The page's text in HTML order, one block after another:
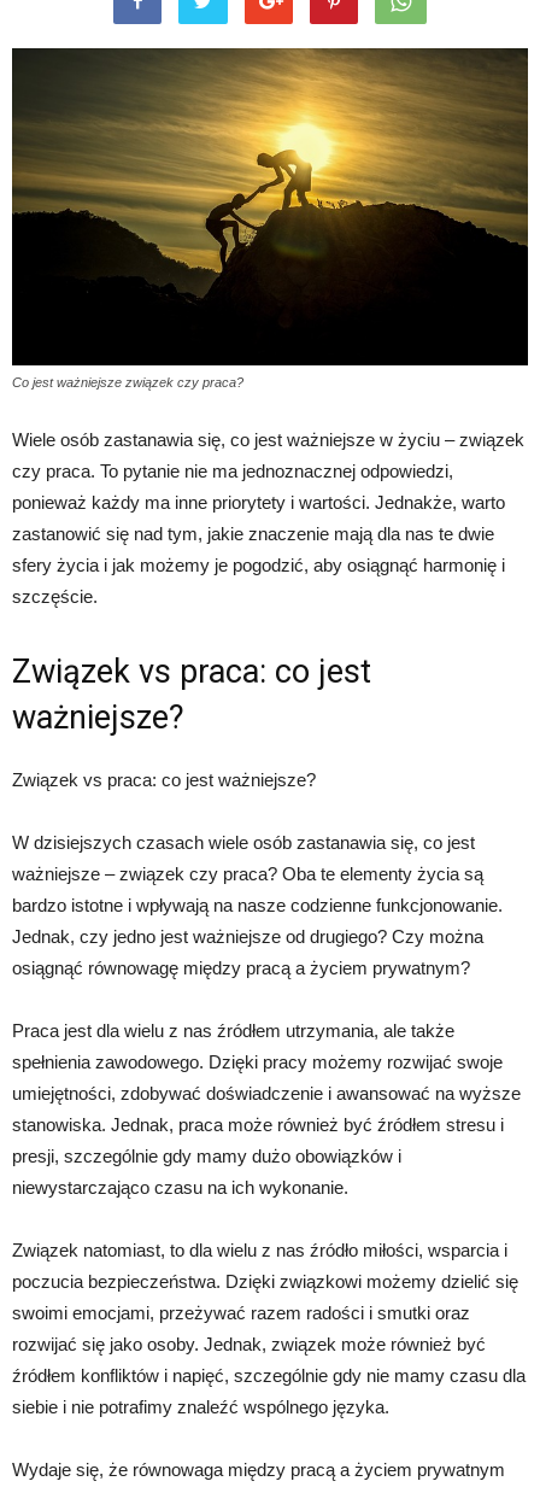
Co jest ważniejsze związek czy praca?
Wiele osób zastanawia się, co jest ważniejsze w życiu – związek
czy praca. To pytanie nie ma jednoznacznej odpowiedzi,
ponieważ każdy ma inne priorytety i wartości. Jednakże, warto
zastanowić się nad tym, jakie znaczenie mają dla nas te dwie
sfery życia i jak możemy je pogodzić, aby osiągnąć harmonię i
szczęście.
Związek vs praca: co jest
ważniejsze?
Związek vs praca: co jest ważniejsze?
W dzisiejszych czasach wiele osób zastanawia się, co jest
ważniejsze – związek czy praca? Oba te elementy życia są
bardzo istotne i wpływają na nasze codzienne funkcjonowanie.
Jednak, czy jedno jest ważniejsze od drugiego? Czy można
osiągnąć równowagę między pracą a życiem prywatnym?
Praca jest dla wielu z nas źródłem utrzymania, ale także
spełnienia zawodowego. Dzięki pracy możemy rozwijać swoje
umiejętności, zdobywać doświadczenie i awansować na wyższe
stanowiska. Jednak, praca może również być źródłem stresu i
presji, szczególnie gdy mamy dużo obowiązków i
niewystarczająco czasu na ich wykonanie.
Związek natomiast, to dla wielu z nas źródło miłości, wsparcia i
poczucia bezpieczeństwa. Dzięki związkowi możemy dzielić się
swoimi emocjami, przeżywać razem radości i smutki oraz
rozwijać się jako osoby. Jednak, związek może również być
źródłem konfliktów i napięć, szczególnie gdy nie mamy czasu dla
siebie i nie potrafimy znaleźć wspólnego języka.
Wydaje się, że równowaga między pracą a życiem prywatnym